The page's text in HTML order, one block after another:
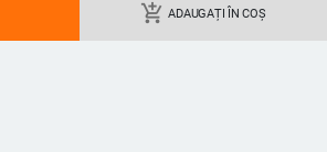
add_shopping_cart ADAUGAȚI ÎN COȘ